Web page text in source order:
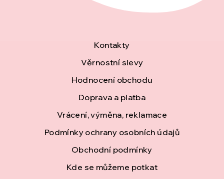
Kontakty
Věrnostní slevy
Hodnocení obchodu
Doprava a platba
Vrácení, výměna, reklamace
Podmínky ochrany osobních údajů
Obchodní podmínky
Kde se můžeme potkat